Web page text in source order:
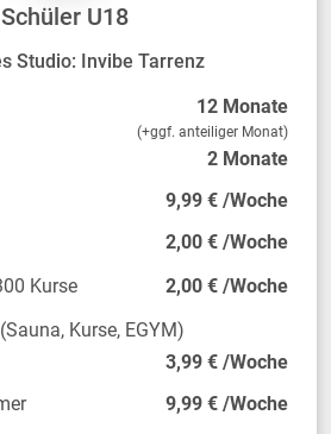
Schüler U18
Studio: Invibe Tarrenz
12 Monate
(+ggf. anteiliger Monat)
2 Monate
9,99 € /Woche
2,00 € /Woche
Kurse
2,00 € /Woche
Kurse, EGYM)
3,99 € /Woche
9,99 € /Woche